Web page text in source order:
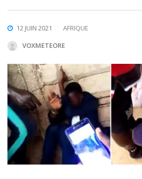
12 JUIN 2021
AFRIQUE
VOXMETEORE